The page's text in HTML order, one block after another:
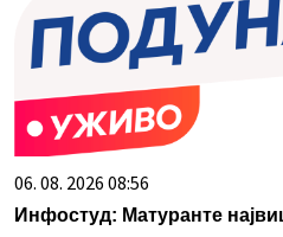
06. 08. 2026 08:56
Инфостуд: Матуранте